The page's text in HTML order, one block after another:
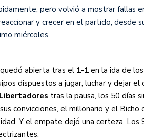
pero volvió a mostrar fallas
y crecer en el partido, desde
miércoles.
quedó abierta tras el 1-1 en la ida de los
dispuestos a jugar, luchar y dejar
tras la pausa, los 50 días
convicciones, el millonario y el Bicho
Y el empate dejó una certeza.